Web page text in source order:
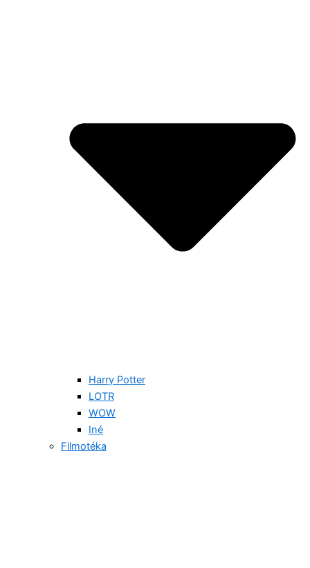
Harry Potter
LOTR
WOW
Iné
Filmotéka